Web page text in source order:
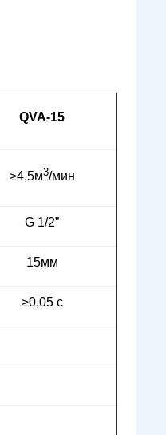
QVA-15
≥4,5м3/мин
G 1/2”
15мм
≥0,05 с